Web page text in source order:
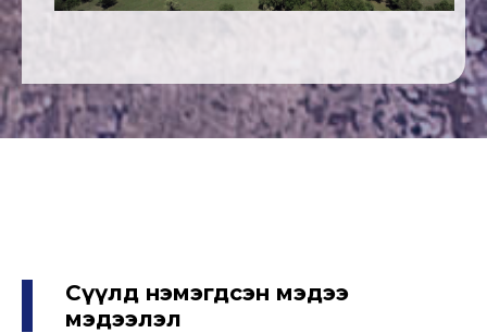
Сүүлд нэмэгдсэн мэдээ
мэдээлэл